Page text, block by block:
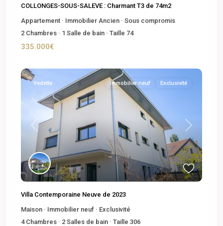
COLLONGES-SOUS-SALEVE : Charmant T3 de 74m2
Appartement · Immobilier Ancien · Sous compromis
2 Chambres · 1 Salle de bain · Taille 74
335.000€
Previous Next
Vedette Immobilier neuf Exclusivité
Villa Contemporaine Neuve de 2023
Maison · Immobilier neuf · Exclusivité
4Chambres · 2 Salles de bain · Taille 306